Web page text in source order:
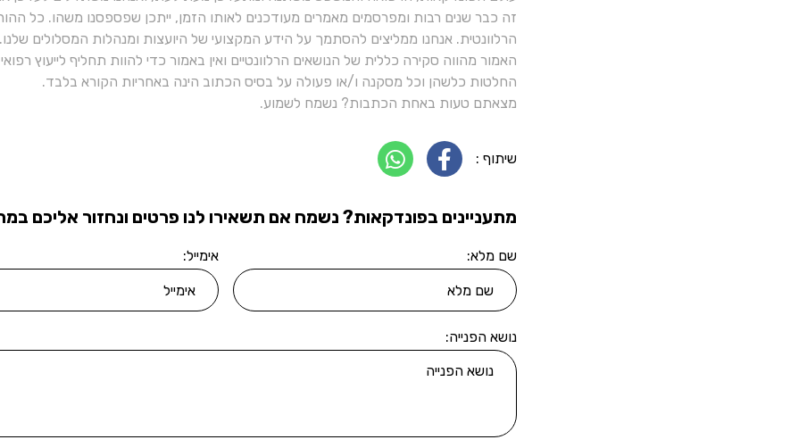
זה כבר שנים רבות ומפרסמים מאמרים מעודכנים לאותו הזמן, ייתכן שפספסנו משהו. כל
הרלוונטית. אנחנו ממליצים להסתמך על הידע המקצועי של היועצות ומנהלות המסלולים שלנו.
האמור מהווה סקירה כללית של הנושאים הרלוונטיים ואין באמור כדי להוות תחליף לייעוץ
החלטות כלשהן וכל מסקנה ו/או פעולה על בסיס הכתוב הינה באחריות הקורא בלבד.
מצאתם טעות באחת הכתבות? נשמח לשמוע.
שיתוף :
מתעניינים בפונדקאות? נשמח אם תשאירו לנו פרטים ונחזור אליכם
שם מלא: אימייל:
נושא הפנייה: